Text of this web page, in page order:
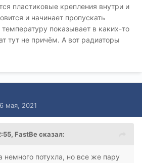
пластиковые крепления внутри и
и начинает пропускать
показывает в каких-то
тут не причём. А вот радиаторы
6 мая, 2021
FastBeсказал:
немного потухла, но все же пару